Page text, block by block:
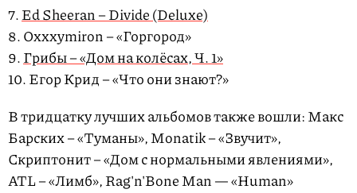
7.Ed Sheeran – Divide (Deluxe)
8. Oxxxymiron – «Горгород»
9.Грибы – «Дом на колёсах, Ч. 1»
10. Егор Крид – «Что они знают?»
В тридцатку лучших альбомов также вошли: Макс
Барских – «Туманы», Monatik – «Звучит»,
Скриптонит – «Дом с нормальными явлениями»,
ATL – «Лимб», Rag'n'Bone Man — «Human»